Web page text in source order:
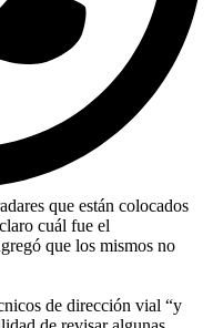
que están colocados
cuál fue el
que los mismos no
de dirección vial “y